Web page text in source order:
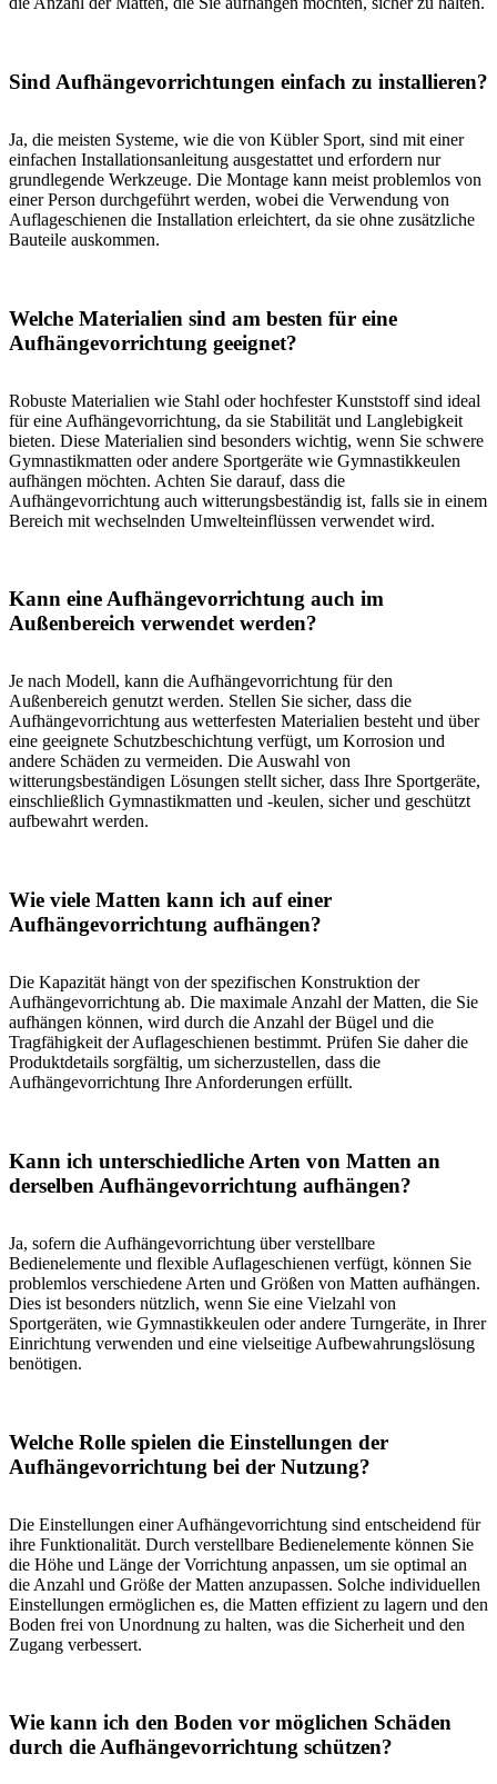
Sind Aufhängevorrichtungen einfach zu installieren?
Ja, die meisten Systeme, wie die von Kübler Sport, sind mit einer
einfachen Installationsanleitung ausgestattet und erfordern nur
grundlegende Werkzeuge. Die Montage kann meist problemlos von
einer Person durchgeführt werden, wobei die Verwendung von
Auflageschienen die Installation erleichtert, da sie ohne zusätzliche
Bauteile auskommen.
Welche Materialien sind am besten für eine
Aufhängevorrichtung geeignet?
Robuste Materialien wie Stahl oder hochfester Kunststoff sind ideal
für eine Aufhängevorrichtung, da sie Stabilität und Langlebigkeit
bieten. Diese Materialien sind besonders wichtig, wenn Sie schwere
Gymnastikmatten oder andere Sportgeräte wie Gymnastikkeulen
aufhängen möchten. Achten Sie darauf, dass die
Aufhängevorrichtung auch witterungsbeständig ist, falls sie in einem
Bereich mit wechselnden Umwelteinflüssen verwendet wird.
Kann eine Aufhängevorrichtung auch im
Außenbereich verwendet werden?
Je nach Modell, kann die Aufhängevorrichtung für den
Außenbereich genutzt werden. Stellen Sie sicher, dass die
Aufhängevorrichtung aus wetterfesten Materialien besteht und über
eine geeignete Schutzbeschichtung verfügt, um Korrosion und
andere Schäden zu vermeiden. Die Auswahl von
witterungsbeständigen Lösungen stellt sicher, dass Ihre Sportgeräte,
einschließlich Gymnastikmatten und -keulen, sicher und geschützt
aufbewahrt werden.
Wie viele Matten kann ich auf einer
Aufhängevorrichtung aufhängen?
Die Kapazität hängt von der spezifischen Konstruktion der
Aufhängevorrichtung ab. Die maximale Anzahl der Matten, die Sie
aufhängen können, wird durch die Anzahl der Bügel und die
Tragfähigkeit der Auflageschienen bestimmt. Prüfen Sie daher die
Produktdetails sorgfältig, um sicherzustellen, dass die
Aufhängevorrichtung Ihre Anforderungen erfüllt.
Kann ich unterschiedliche Arten von Matten an
derselben Aufhängevorrichtung aufhängen?
Ja, sofern die Aufhängevorrichtung über verstellbare
Bedienelemente und flexible Auflageschienen verfügt, können Sie
problemlos verschiedene Arten und Größen von Matten aufhängen.
Dies ist besonders nützlich, wenn Sie eine Vielzahl von
Sportgeräten, wie Gymnastikkeulen oder andere Turngeräte, in Ihrer
Einrichtung verwenden und eine vielseitige Aufbewahrungslösung
benötigen.
Welche Rolle spielen die Einstellungen der
Aufhängevorrichtung bei der Nutzung?
Die Einstellungen einer Aufhängevorrichtung sind entscheidend für
ihre Funktionalität. Durch verstellbare Bedienelemente können Sie
die Höhe und Länge der Vorrichtung anpassen, um sie optimal an
die Anzahl und Größe der Matten anzupassen. Solche individuellen
Einstellungen ermöglichen es, die Matten effizient zu lagern und den
Boden frei von Unordnung zu halten, was die Sicherheit und den
Zugang verbessert.
Wie kann ich den Boden vor möglichen Schäden
durch die Aufhängevorrichtung schützen?